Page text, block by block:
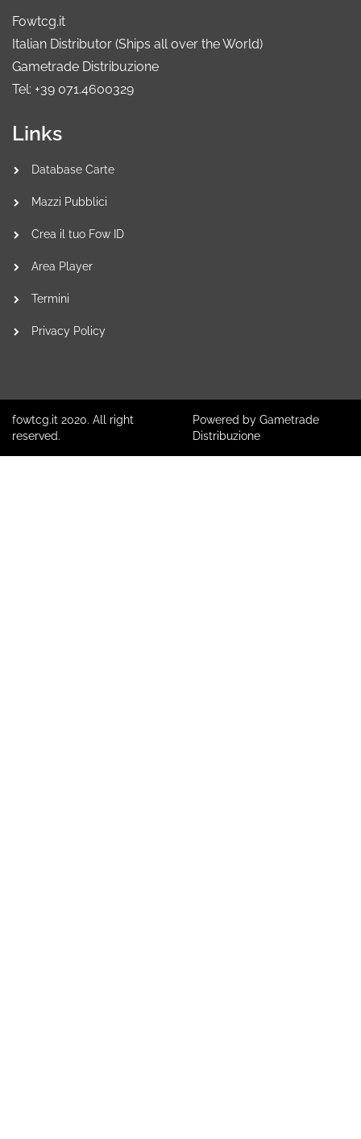
Fowtcg.it
Italian Distributor (Ships all over the World)
Gametrade Distribuzione
Tel: +39 071.4600329
Links
Database Carte
Mazzi Pubblici
Crea il tuo Fow ID
Area Player
Termini
Privacy Policy
fowtcg.it 2020. All right
reserved.
Powered by Gametrade
Distribuzione